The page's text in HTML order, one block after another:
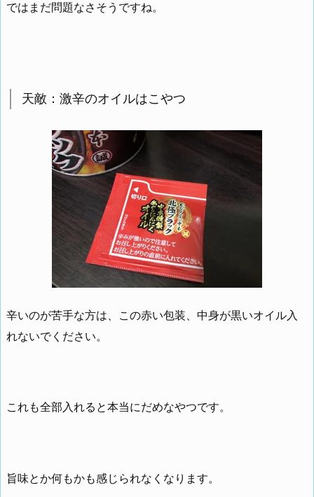
ではまだ問題なさそうですね。
天敵：激辛のオイルはこやつ
辛いのが苦手な方は、この赤い包装、中身が黒いオイル入
れないでください。
これも全部入れると本当にだめなやつです。
旨味とか何もかも感じられなくなります。